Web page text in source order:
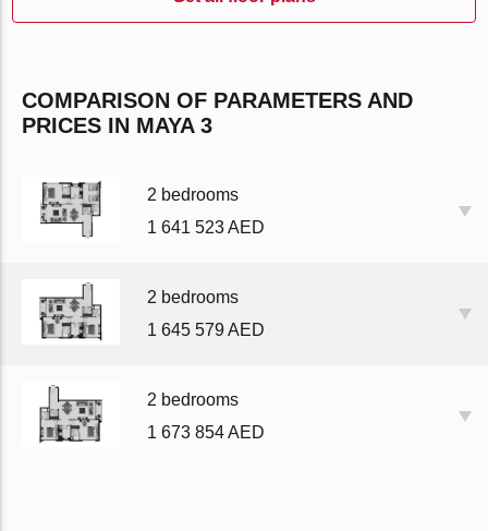
COMPARISON OF PARAMETERS AND
PRICES IN MAYA 3
2 bedrooms
1 641 523 AED
2 bedrooms
1 645 579 AED
2 bedrooms
1 673 854 AED